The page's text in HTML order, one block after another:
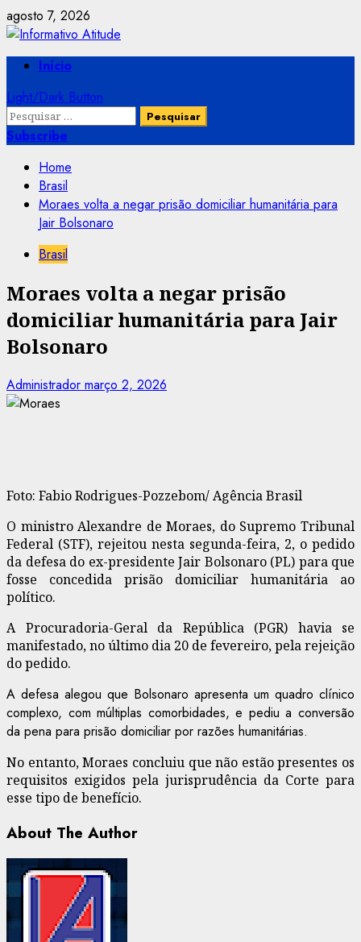
Skip
to
content
agosto 7, 2026
PrimaryInício
Light/Dark Button
Pesquisar
por:
Subscribe
Home
Brasil
Moraes volta a negar prisão domiciliar humanitária para
Jair Bolsonaro
Brasil
Moraes volta a negar prisão
domiciliar humanitária para Jair
Bolsonaro
Administrador março 2, 2026
Foto: Fabio Rodrigues-Pozzebom/ Agência Brasil
O ministro Alexandre de Moraes, do Supremo Tribunal
Federal (STF), rejeitou nesta segunda-feira, 2, o pedido
da defesa do ex-presidente Jair Bolsonaro (PL) para que
fosse concedida prisão domiciliar humanitária ao
político.
A Procuradoria-Geral da República (PGR) havia se
manifestado, no último dia 20 de fevereiro, pela rejeição
do pedido.
A defesa alegou que Bolsonaro apresenta um quadro clínico
complexo, com múltiplas comorbidades, e pediu a conversão
da pena para prisão domiciliar por razões humanitárias.
No entanto, Moraes concluiu que não estão presentes os
requisitos exigidos pela jurisprudência da Corte para
esse tipo de benefício.
About The Author